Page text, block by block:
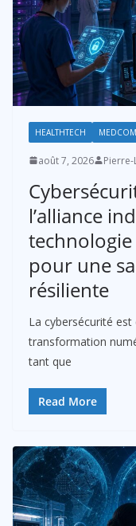
HEALTHTECH
août 7, 2026
l’alliance
pour une
résiliente
La cybersécurité
transformation
tant que
Read More